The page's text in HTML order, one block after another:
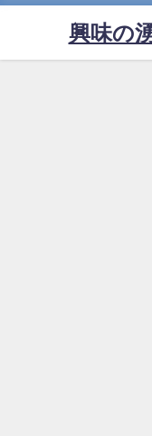
興味の